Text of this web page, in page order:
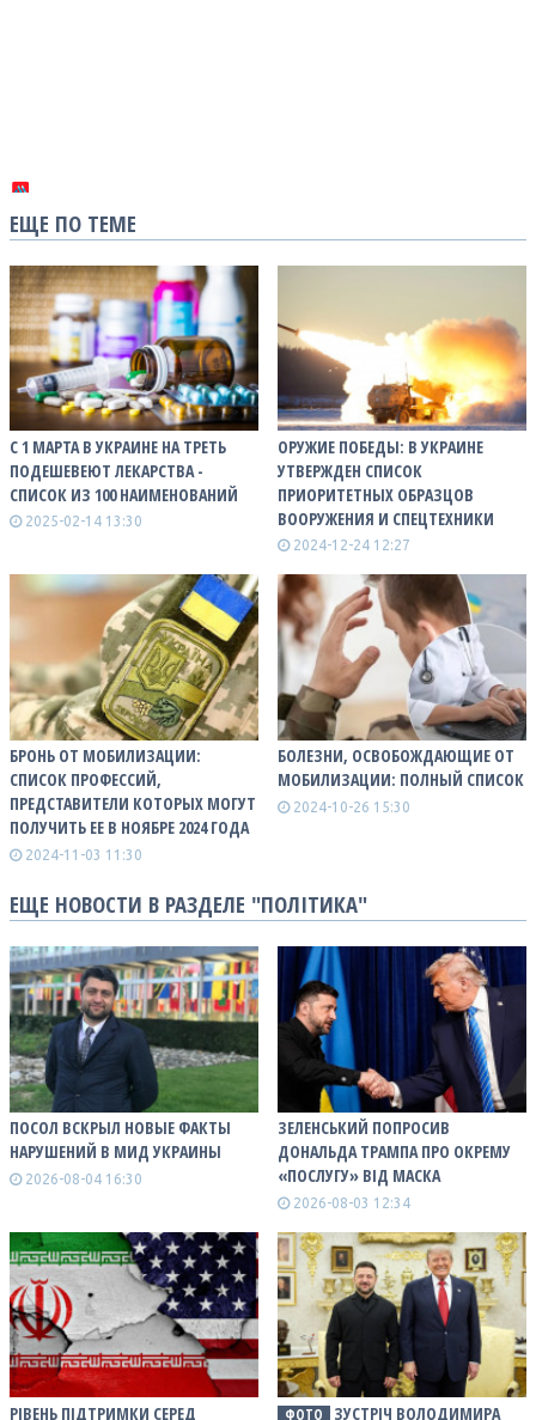
ЕЩЕ ПО ТЕМЕ
С 1 МАРТА В УКРАИНЕ НА ТРЕТЬ
ПОДЕШЕВЕЮТ ЛЕКАРСТВА -
СПИСОК ИЗ 100 НАИМЕНОВАНИЙ
2025-02-14 13:30
ОРУЖИЕ ПОБЕДЫ: В УКРАИНЕ
УТВЕРЖДЕН СПИСОК
ПРИОРИТЕТНЫХ ОБРАЗЦОВ
ВООРУЖЕНИЯ И СПЕЦТЕХНИКИ
2024-12-24 12:27
БРОНЬ ОТ МОБИЛИЗАЦИИ:
СПИСОК ПРОФЕССИЙ,
ПРЕДСТАВИТЕЛИ КОТОРЫХ МОГУТ
ПОЛУЧИТЬ ЕЕ В НОЯБРЕ 2024 ГОДА
2024-11-03 11:30
БОЛЕЗНИ, ОСВОБОЖДАЮЩИЕ ОТ
МОБИЛИЗАЦИИ: ПОЛНЫЙ СПИСОК
2024-10-26 15:30
ЕЩЕ НОВОСТИ В РАЗДЕЛЕ "ПОЛІТИКА"
ПОСОЛ ВСКРЫЛ НОВЫЕ ФАКТЫ
НАРУШЕНИЙ В МИД УКРАИНЫ
2026-08-04 16:30
ЗЕЛЕНСЬКИЙ ПОПРОСИВ
ДОНАЛЬДА ТРАМПА ПРО ОКРЕМУ
«ПОСЛУГУ» ВІД МАСКА
2026-08-03 12:34
РІВЕНЬ ПІДТРИМКИ СЕРЕД ФОТО ЗУСТРІЧ ВОЛОДИМИРА